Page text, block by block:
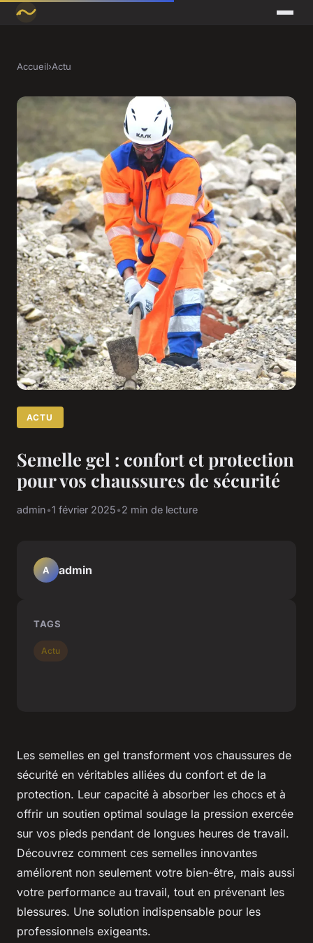
Accueil›Actu
ACTU
Semelle gel : confort et protection
pour vos chaussures de sécurité
admin•1 février 2025•2 min de lecture
Les semelles en gel transforment vos chaussures de
sécurité en véritables alliées du confort et de la
protection. Leur capacité à absorber les chocs et à
offrir un soutien optimal soulage la pression exercée
sur vos pieds pendant de longues heures de travail.
Découvrez comment ces semelles innovantes
améliorent non seulement votre bien-être, mais aussi
votre performance au travail, tout en prévenant les
blessures. Une solution indispensable pour les
professionnels exigeants.
A admin
TAGS
Actu